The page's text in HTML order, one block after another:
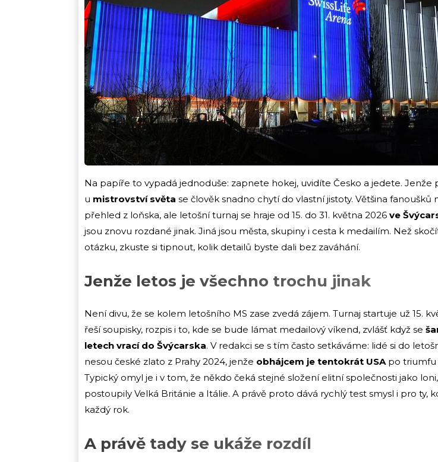
Na papíře to vypadá jednoduše: zapnete hokej, uvidíte Česko a jedete. Jenže
u mistrovství světa se člověk snadno chytí do vlastní jistoty. Většina fanoušků
přehled z loňska, ale letošní turnaj se hraje od 15. do 31. května 2026 ve
jsou znovu rozdané jinak. Jiná jsou města, skupiny i cesta k medailím. Než
otázku, zkuste si tipnout, kolik detailů byste dali bez zaváhání.
Jenže letos je všechno trochu jinak
Není divu, že se kolem letošního MS zase zvedá zájem. Turnaj startuje už 15.
řeší soupisky, rozpis i to, kde se bude lámat medailový víkend, zvlášť když se
letech vrací do Švýcarska. V redakci se s tím často setkáváme: lidé si do
nesou české zlato z Prahy 2024, jenže obhájcem je tentokrát USApo triumfu
Typický omyl je i v tom, že někdo čeká stejné složení elitní společnosti jako
postoupily Velká Británie a Itálie. A právě proto dává rychlý test smysl i pro ty,
každý rok.
A právě tady se ukáže rozdíl